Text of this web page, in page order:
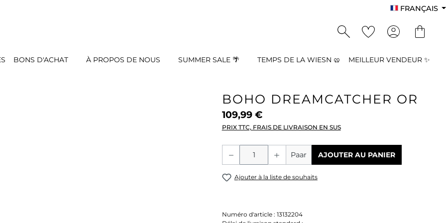
FRANÇAIS
BONS D'ACHAT À PROPOS DE NOUS SUMMER SALE 🌴 TEMPS DE LA WIESN 🥨 MEILLEUR VENDEUR ✨
BOHO DREAMCATCHER OR
109,99 €
PRIX TTC, FRAIS DE LIVRAISON EN SUS
Quantité de produit : Entrez la
Paar AJOUTER AU PANIER
Ajouter à la liste de souhaits
Numéro d'article : 13132204